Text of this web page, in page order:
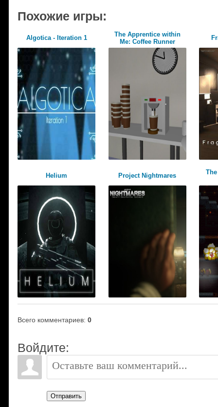
Похожие игры:
Algotica - Iteration 1
The Apprentice within
Me: Coffee Runner
Helium Project Nightmares
Всего комментариев: 0
Войдите:
Отправить